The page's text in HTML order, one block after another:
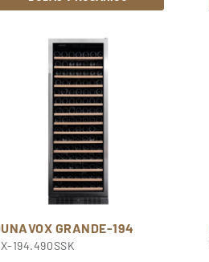
GRANDE-194
194.490SSK